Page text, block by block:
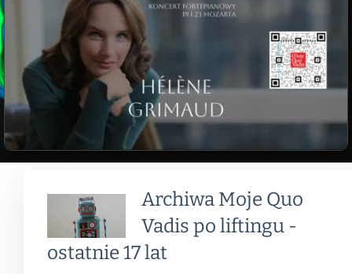
Archiwa Moje Quo
Vadis po liftingu -
ostatnie 17 lat